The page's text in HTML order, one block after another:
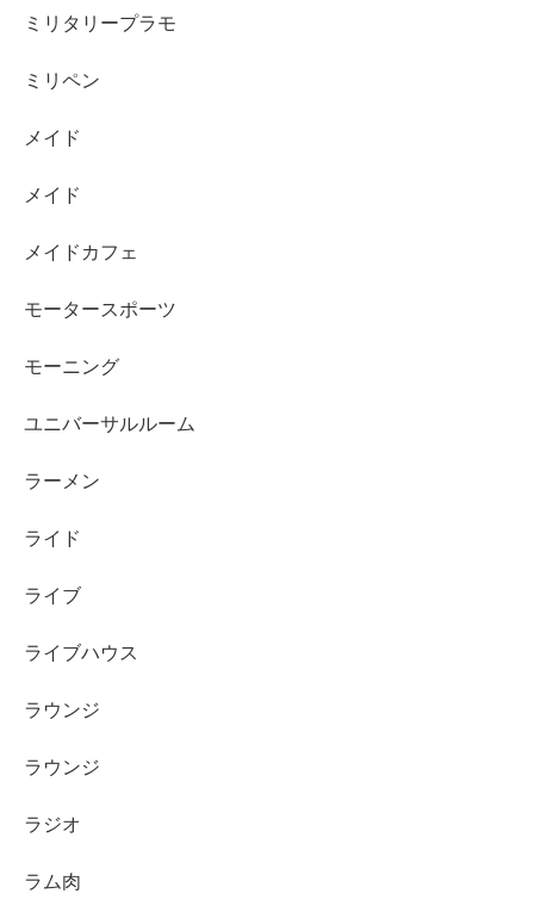
ミリタリープラモ
ミリペン
メイド
メイド
メイドカフェ
モータースポーツ
モーニング
ユニバーサルルーム
ラーメン
ライド
ライブ
ライブハウス
ラウンジ
ラウンジ
ラジオ
ラム肉